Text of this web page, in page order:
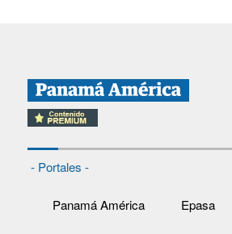
- Portales -
Panamá América Epasa